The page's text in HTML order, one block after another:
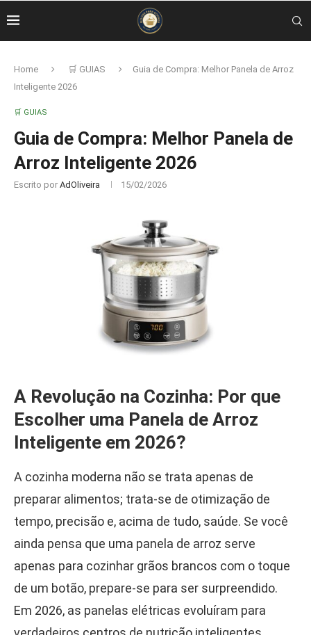
Home 🛒 GUIAS
Guia de Compra: Melhor Panela de Arroz
Inteligente 2026
🛒 GUIAS
Guia de Compra: Melhor Panela de
Arroz Inteligente 2026
Escrito por AdOliveira 15/02/2026
A Revolução na Cozinha: Por que
Escolher uma Panela de Arroz
Inteligente em 2026?
A cozinha moderna não se trata apenas de
preparar alimentos; trata-se de otimização de
tempo, precisão e, acima de tudo, saúde. Se você
ainda pensa que uma panela de arroz serve
apenas para cozinhar grãos brancos com o toque
de um botão, prepare-se para ser surpreendido.
Em 2026, as panelas elétricas evoluíram para